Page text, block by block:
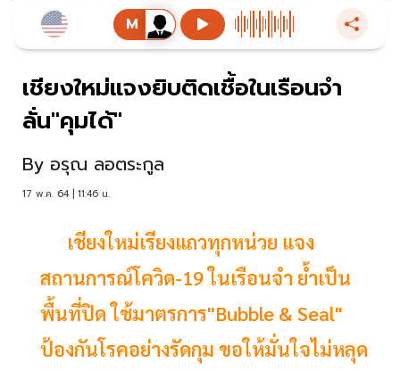
เชียงใหม่แจงยิบติดเชื้อในเรือนจำ
ลั่น"คุมได้"
By อรุณ ลอตระกูล
17 พ.ค. 64 | 11:46 น.
เชียงใหม่เรียงแถวทุกหน่วย แจง
สถานการณ์โควิด-19 ในเรือนจำ ย้ำเป็น
พื้นที่ปิด ใช้มาตรการ"Bubble & Seal"
ป้องกันโรคอย่างรัดกุม ขอให้มั่นใจไม่หลุด